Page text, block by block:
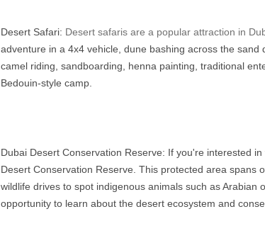
Desert Safari: Desert safaris are a popular attraction in
adventure in a 4x4 vehicle, dune bashing across the sand
camel riding, sandboarding, henna painting, traditional
Bedouin-style camp.
Dubai Desert Conservation Reserve: If you're interested
Desert Conservation Reserve. This protected area spans
wildlife drives to spot indigenous animals such as Arabian
opportunity to learn about the desert ecosystem and